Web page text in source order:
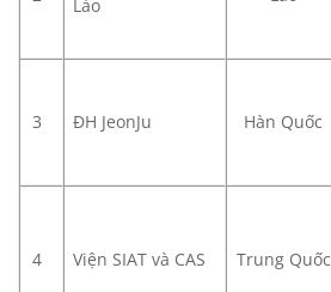
Lào
3 ĐH JeonJu Hàn Quốc
4 Viện SIAT và CAS Trung Quốc